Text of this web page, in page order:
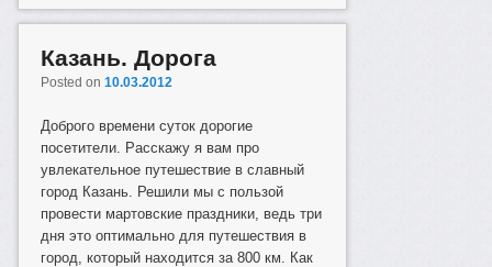
Казань. Дорога
Posted on10.03.2012
Доброго времени суток дорогие
посетители. Расскажу я вам про
увлекательное путешествие в славный
город Казань. Решили мы с пользой
провести мартовские праздники, ведь три
дня это оптимально для путешествия в
город, который находится за 800 км. Как